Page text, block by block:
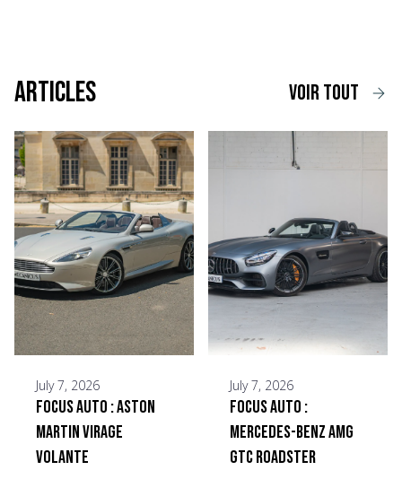
voir tout
Articles
July 7, 2026
Focus Auto : Aston
Martin Virage
Volante
July 7, 2026
Focus Auto :
Mercedes-Benz AMG
GTC Roadster